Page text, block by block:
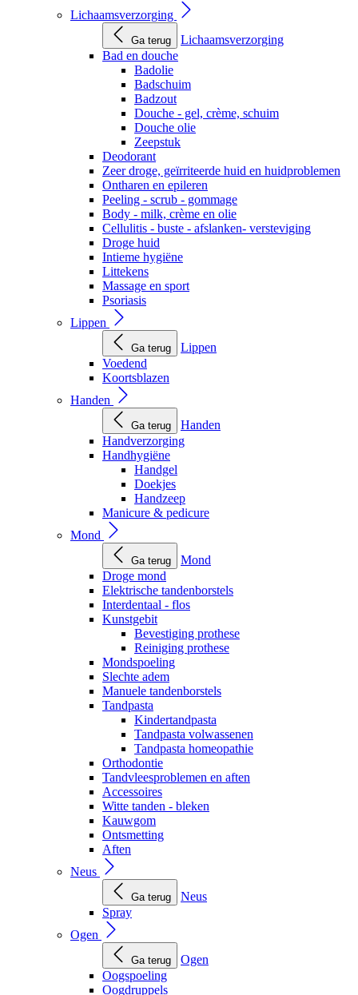
Lichaamsverzorging
Ga terug
Lichaamsverzorging
Bad en douche
Badolie
Badschuim
Badzout
Douche - gel, crème, schuim
Douche olie
Zeepstuk
Deodorant
Zeer droge, geïrriteerde huid en huidproblemen
Ontharen en epileren
Peeling - scrub - gommage
Body - milk, crème en olie
Cellulitis - buste - afslanken- versteviging
Droge huid
Intieme hygiëne
Littekens
Massage en sport
Psoriasis
Lippen
Ga terug
Lippen
Voedend
Koortsblazen
Handen
Ga terug
Handen
Handverzorging
Handhygiëne
Handgel
Doekjes
Handzeep
Manicure & pedicure
Mond
Ga terug
Mond
Droge mond
Elektrische tandenborstels
Interdentaal - flos
Kunstgebit
Bevestiging prothese
Reiniging prothese
Mondspoeling
Slechte adem
Manuele tandenborstels
Tandpasta
Kindertandpasta
Tandpasta volwassenen
Tandpasta homeopathie
Orthodontie
Tandvleesproblemen en aften
Accessoires
Witte tanden - bleken
Kauwgom
Ontsmetting
Aften
Neus
Ga terug
Neus
Spray
Ogen
Ga terug
Ogen
Oogspoeling
Oogdruppels